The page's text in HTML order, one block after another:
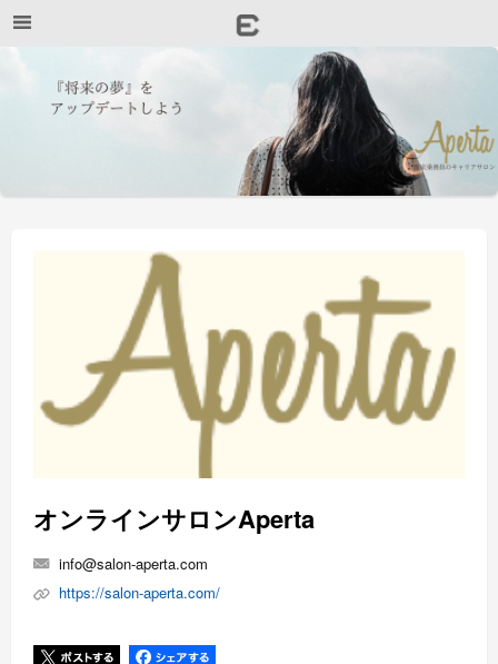
オンラインサロンAperta
info@salon-aperta.com
https://salon-aperta.com/